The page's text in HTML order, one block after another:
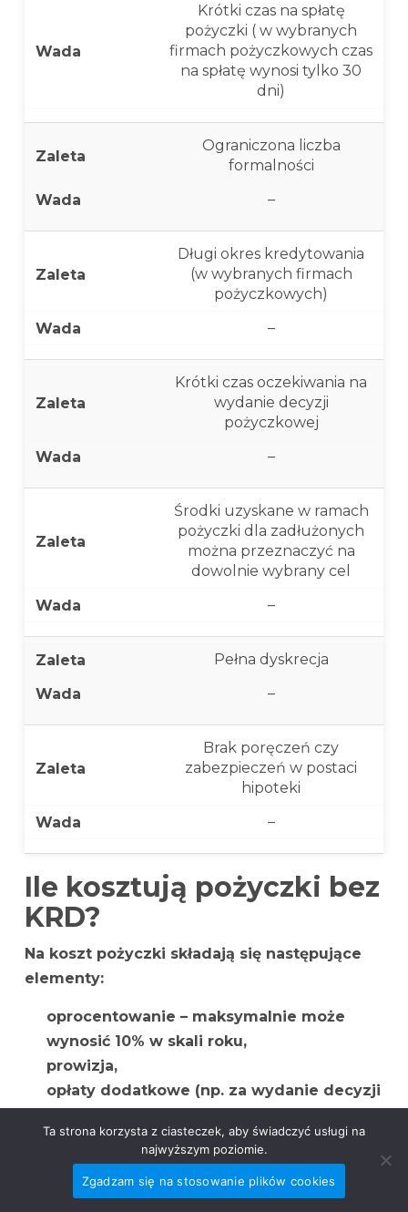
Krótki czas na spłatę
pożyczki ( w wybranych
firmach pożyczkowych czas
na spłatę wynosi tylko 30
dni)
Ograniczona liczba
formalności
–
Długi okres kredytowania
(w wybranych firmach
pożyczkowych)
–
Krótki czas oczekiwania na
wydanie decyzji
pożyczkowej
–
Środki uzyskane w ramach
pożyczki dla zadłużonych
można przeznaczyć na
dowolnie wybrany cel
–
Pełna dyskrecja
–
Brak poręczeń czy
zabezpieczeń w postaci
hipoteki
–
Ile kosztują pożyczki bez
KRD?
Na koszt pożyczki składają się następujące
elementy:
oprocentowanie – maksymalnie może
wynosić 10% w skali roku,
prowizja,
opłaty dodatkowe (np. za wydanie decyzji
spłaty),
ubezpieczenie.
Najważniejszym czynnikiem informującym nas o
Ta strona korzysta z ciasteczek, aby świadczyć usługi na
najwyższym poziomie.
Zgadzam się na stosowanie plików cookies